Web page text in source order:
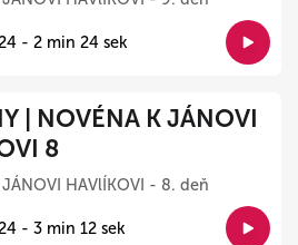
- 2 min 24 sek
| NOVÉNA K JÁNOVI
8
JÁNOVI HAVlÍKOVI - 8. deň
- 3 min 12 sek